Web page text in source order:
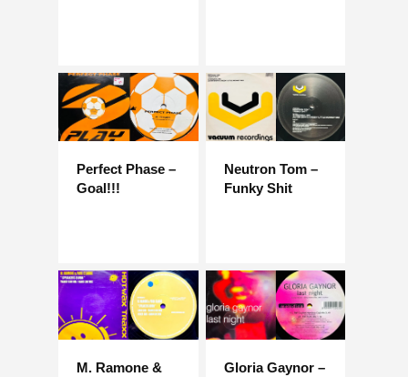
Perfect Phase –
Goal!!!
Neutron Tom –
Funky Shit
M. Ramone &
Gloria Gaynor –